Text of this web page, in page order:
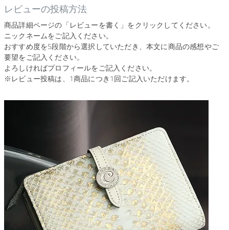
レビューの投稿方法
商品詳細ページの「レビューを書く」をクリックしてください。
ニックネームをご記入ください。
おすすめ度を5段階から選択していただき、本文に商品の感想やご
要望をご記入ください。
よろしければプロフィールをご記入ください。
※レビュー投稿は、1商品につき1回ご記入いただけます。